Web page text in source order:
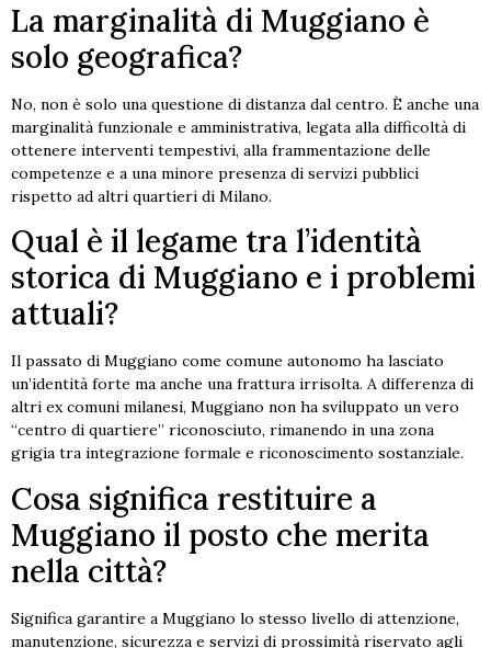
La marginalità di Muggiano è
solo geografica?
No, non è solo una questione di distanza dal centro. È anche una
marginalità funzionale e amministrativa, legata alla difficoltà di
ottenere interventi tempestivi, alla frammentazione delle
competenze e a una minore presenza di servizi pubblici
rispetto ad altri quartieri di Milano.
Qual è il legame tra l’identità
storica di Muggiano e i problemi
attuali?
Il passato di Muggiano come comune autonomo ha lasciato
un’identità forte ma anche una frattura irrisolta. A differenza di
altri ex comuni milanesi, Muggiano non ha sviluppato un vero
“centro di quartiere” riconosciuto, rimanendo in una zona
grigia tra integrazione formale e riconoscimento sostanziale.
Cosa significa restituire a
Muggiano il posto che merita
nella città?
Significa garantire a Muggiano lo stesso livello di attenzione,
manutenzione, sicurezza e servizi di prossimità riservato agli